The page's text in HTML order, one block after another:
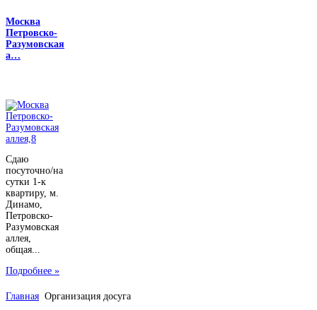
Москва
Петровско-
Разумовская
а…
Сдаю
посуточно/на
сутки 1-к
квартиру, м.
Динамо,
Петровско-
Разумовская
аллея,
общая...
Подробнее »
Главная Организация досуга